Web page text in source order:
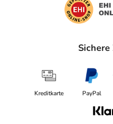
Kreditkarte PayPal